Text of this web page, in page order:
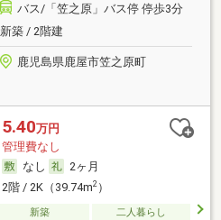
バス/「笠之原」バス停 停歩3分
新築 / 2階建
鹿児島県鹿屋市笠之原町
5.40万円
管理費なし
なし
2ヶ月
2階 / 2K（39.74m2）
新築
二人暮らし